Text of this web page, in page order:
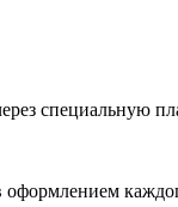
специальную